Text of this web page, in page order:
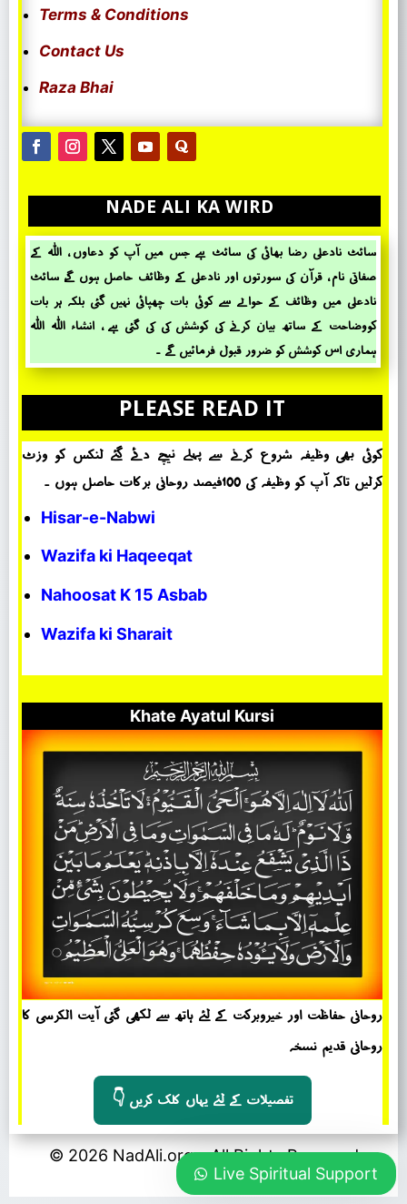
Terms & Conditions
Contact Us
Raza Bhai
NADE ALI KA WIRD
سائٹ نادعلی رضا بھائی کی سائٹ ہے جس میں آپ کو دعاوں ، اللہ کے
صفاتی نام ، قرآن کی سورتوں اور نادعلی کے وظائف حاصل ہوں گے، سائٹ
نادعلی میں وظائف کے حؤالے سے کوئی بات چھپائی نہیں گئی بلکہ ہر بات
کووضاحت کے ساتھ بیان کرنے کی کوشش کی کی گئی ہے ، انشاء اللہ اللہ
ہماری اس کوشش کو ضرور قبول فرمائیں گے ۔
PLEASE READ IT
کوئی بھی وظیفہ شروع کرنے سے پہلے نیچے دئے گئے لنکس کو وزٹ
کرلیں تاکہ آپ کو وظیفہ کی 100فیصد روحانی برکات حاصل ہوں ۔
Hisar-e-Nabwi
Wazifa ki Haqeeqat
Nahoosat K 15 Asbab
Wazifa ki Sharait
Khate Ayatul Kursi
روحانی حفاظت اور خیروبرکت کے لئے ہاتھ سے لکھی گئی آیت الکرسی کا
روحانی قدیم نسخہ
👇 تفصیلات کے لئے یہاں کلک کریں
© 2026 NadAli.org – All Rights Reserved
Ask Any Question
Live Spiritual Support